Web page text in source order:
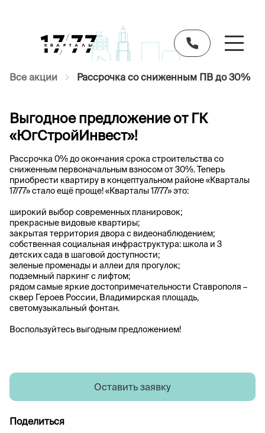
Все акции Рассрочка со сниженным ПВ до 30%
Выгодное предложение от ГК
«ЮгСтройИнвест»!
Рассрочка 0% до окончания срока строительства со
сниженным первоначальным взносом от 30%. Теперь
приобрести квартиру в концептуальном районе «Кварталы
17/77» стало ещё проще! «Кварталы 17/77» это:
широкий выбор современных планировок;
прекрасные видовые квартиры;
закрытая территория двора с видеонаблюдением;
собственная социальная инфраструктура: школа и 3
детских сада в шаговой доступности;
зеленые променады и аллеи для прогулок;
подземный паркинг с лифтом;
рядом самые яркие достопримечательности Ставрополя –
сквер Героев России, Владимирская площадь,
светомузыкальный фонтан.
Воспользуйтесь выгодным предложением!
Оставить заявку
Поделиться